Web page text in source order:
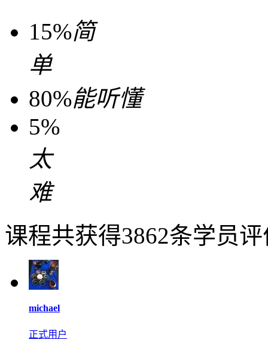
15%简
单
80%能听懂
5%
太
难
课程共获得3862条学员
michael
正式用户